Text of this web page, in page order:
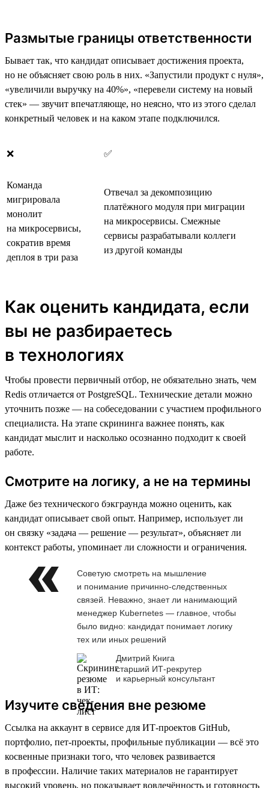
Размытые границы ответственности
Бывает так, что кандидат описывает достижения проекта,
но не объясняет свою роль в них. «Запустили продукт с нуля»,
«увеличили выручку на 40%», «перевели систему на новый
стек» — звучит впечатляюще, но неясно, что из этого сделал
конкретный человек и на каком этапе подключился.
❌ ✅
Команда
мигрировала
монолит
на микросервисы,
сократив время
деплоя в три раза
Отвечал за декомпозицию
платёжного модуля при миграции
на микросервисы. Смежные
сервисы разрабатывали коллеги
из другой команды
Как оценить кандидата, если
вы не разбираетесь
в технологиях
Чтобы провести первичный отбор, не обязательно знать, чем
Redis отличается от PostgreSQL. Технические детали можно
уточнить позже — на собеседовании с участием профильного
специалиста. На этапе скрининга важнее понять, как
кандидат мыслит и насколько осознанно подходит к своей
работе.
Смотрите на логику, а не на термины
Даже без технического бэкграунда можно оценить, как
кандидат описывает свой опыт. Например, использует ли
он связку «задача — решение — результат», объясняет ли
контекст работы, упоминает ли сложности и ограничения.
Советую смотреть на мышление
и понимание причинно-следственных
связей. Неважно, знает ли нанимающий
менеджер Kubernetes — главное, чтобы
было видно: кандидат понимает логику
тех или иных решений
Дмитрий Книга
старший ИТ-рекрутер
и карьерный консультант
Изучите сведения вне резюме
Ссылка на аккаунт в сервисе для ИТ-проектов GitHub,
портфолио, пет-проекты, профильные публикации — всё это
косвенные признаки того, что человек развивается
в профессии. Наличие таких материалов не гарантирует
высокий уровень, но показывает вовлечённость и готовность